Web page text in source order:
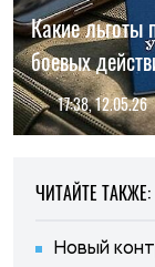
Какие льготы
боевых
17:38, 12.05.26
ЧИТАЙТЕ ТАКЖЕ:
Новый